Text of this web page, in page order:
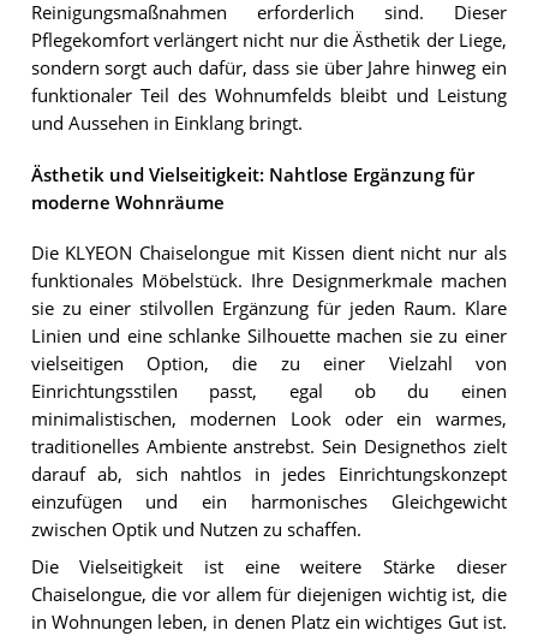
Reinigungsmaßnahmen erforderlich sind. Dieser
Pflegekomfort verlängert nicht nur die Ästhetik der Liege,
sondern sorgt auch dafür, dass sie über Jahre hinweg ein
funktionaler Teil des Wohnumfelds bleibt und Leistung
und Aussehen in Einklang bringt.
Ästhetik und Vielseitigkeit: Nahtlose Ergänzung für
moderne Wohnräume
Die KLYEON Chaiselongue mit Kissen dient nicht nur als
funktionales Möbelstück. Ihre Designmerkmale machen
sie zu einer stilvollen Ergänzung für jeden Raum. Klare
Linien und eine schlanke Silhouette machen sie zu einer
vielseitigen Option, die zu einer Vielzahl von
Einrichtungsstilen passt, egal ob du einen
minimalistischen, modernen Look oder ein warmes,
traditionelles Ambiente anstrebst. Sein Designethos zielt
darauf ab, sich nahtlos in jedes Einrichtungskonzept
einzufügen und ein harmonisches Gleichgewicht
zwischen Optik und Nutzen zu schaffen.
Die Vielseitigkeit ist eine weitere Stärke dieser
Chaiselongue, die vor allem für diejenigen wichtig ist, die
in Wohnungen leben, in denen Platz ein wichtiges Gut ist.